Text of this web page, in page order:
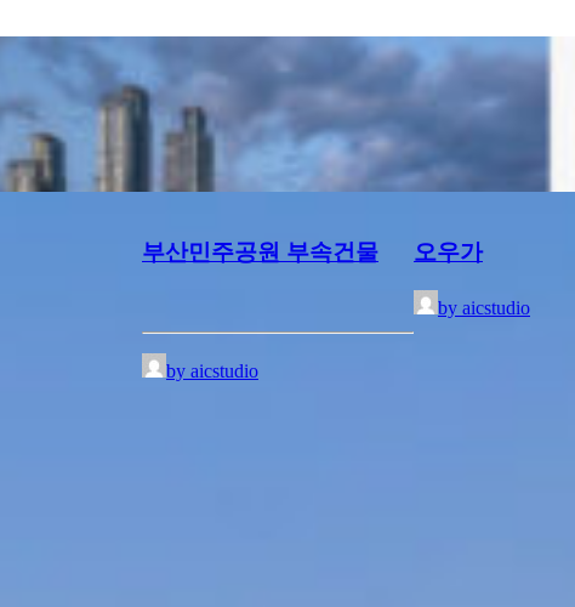
부산민주공원 부속건물
by aicstudio
오우가
by aicstudio